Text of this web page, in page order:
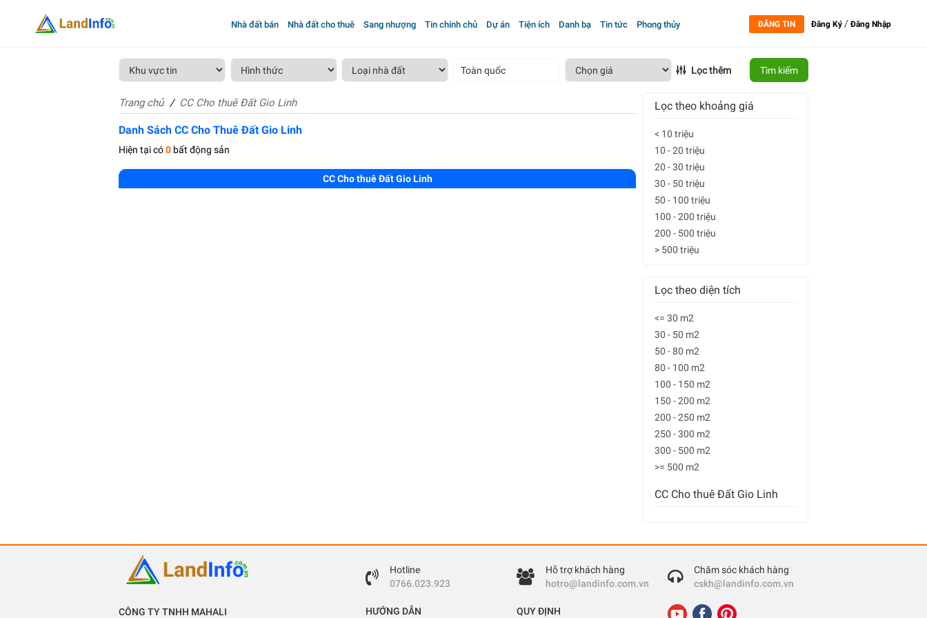
Nhà đất bán Nhà đất cho thuê Sang nhượng Tin chính chủ Dự án Tiện ích Danh bạ Tin tức Phong thủy ĐĂNG TIN Đăng Ký /Đăng Nhập
Toàn quốc Lọc thêm Tìm kiếm
Trang chủ CC Cho thuê Đất Gio Linh
Danh Sách CC Cho Thuê Đất Gio Linh
Hiện tại có0 bất động sản
CC Cho thuê Đất Gio Linh
Lọc theo khoảng giá
< 10 triệu
10 - 20 triệu
20 - 30 triệu
30 - 50 triệu
50 - 100 triệu
100 - 200 triệu
200 - 500 triệu
> 500 triệu
Lọc theo diện tích
<= 30 m2
30 - 50 m2
50 - 80 m2
80 - 100 m2
100 - 150 m2
150 - 200 m2
200 - 250 m2
250 - 300 m2
300 - 500 m2
>= 500 m2
CC Cho thuê Đất Gio Linh
CÔNG TY TNHH MAHALI
Hotline
0766.023.923
Hỗ trợ khách hàng
hotro@landinfo.com.vn
Chăm sóc khách hàng
cskh@landinfo.com.vn
HƯỚNG DẪN QUY ĐỊNH